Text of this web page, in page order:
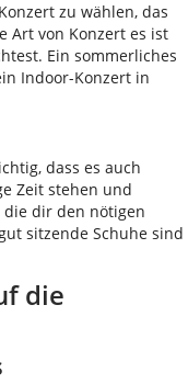
zu wählen, das
Art von Konzert es ist
Ein sommerliches
Indoor-Konzert in
dass es auch
Zeit stehen und
die dir den nötigen
sitzende Schuhe sind
die